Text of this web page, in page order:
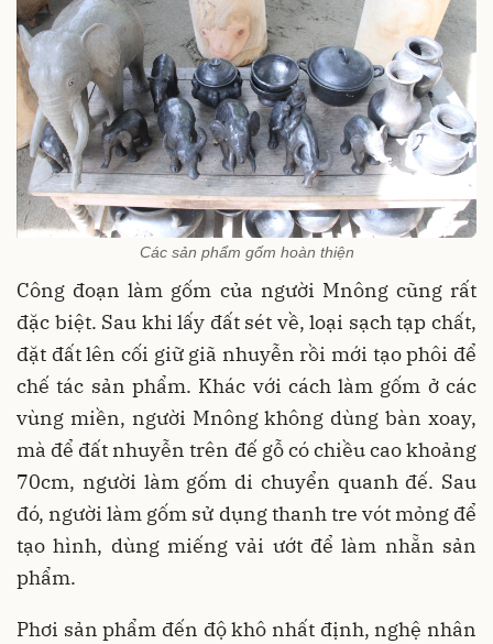
Các sản phẩm gốm hoàn thiện
Công đoạn làm gốm của người Mnông cũng rất
đặc biệt. Sau khi lấy đất sét về, loại sạch tạp chất,
đặt đất lên cối giữ giã nhuyễn rồi mới tạo phôi để
chế tác sản phẩm. Khác với cách làm gốm ở các
vùng miền, người Mnông không dùng bàn xoay,
mà để đất nhuyễn trên đế gỗ có chiều cao khoảng
70cm, người làm gốm di chuyển quanh đế. Sau
đó, người làm gốm sử dụng thanh tre vót mỏng để
tạo hình, dùng miếng vải ướt để làm nhẵn sản
phẩm.
Phơi sản phẩm đến độ khô nhất định, nghệ nhân